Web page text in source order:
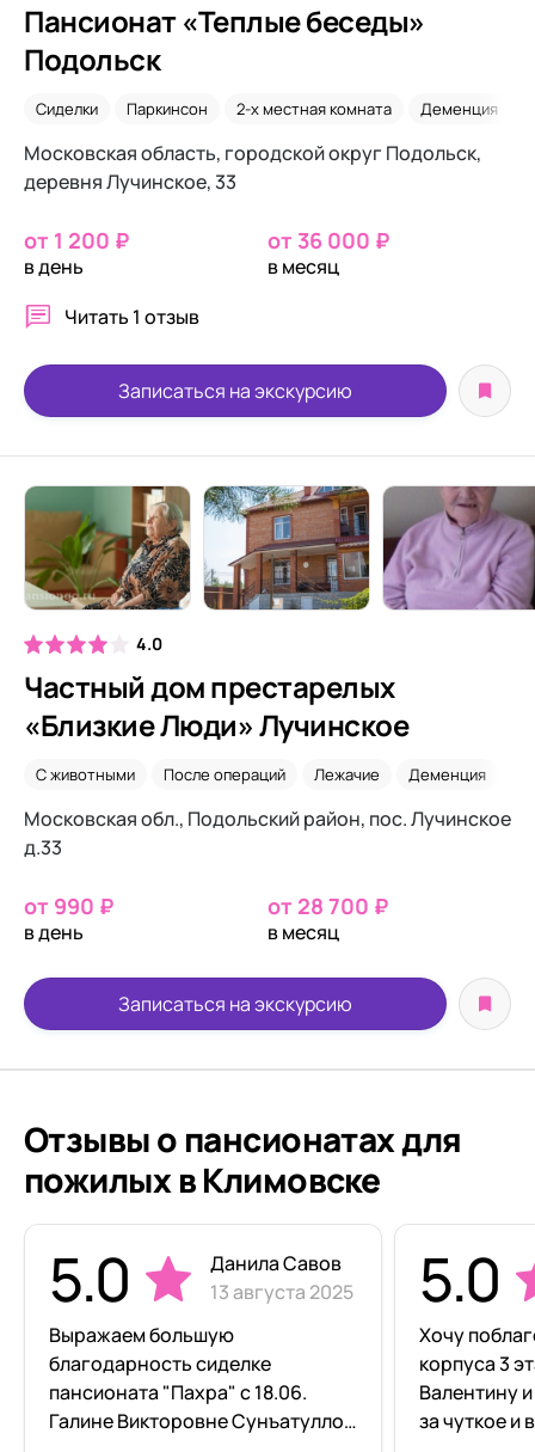
Пансионат «Теплые беседы»
Подольск
Сиделки Паркинсон 2-х местная комната Деменция
Московская область, городской округ Подольск,
деревня Лучинское, 33
от 1 200 ₽
в день
от 36 000 ₽
в месяц
Читать 1 отзыв
Записаться на экскурсию
4.0
Частный дом престарелых
«Близкие Люди» Лучинское
С животными После операций Лежачие Деменция
Московская обл., Подольский район, пос. Лучинское
д.33
от 990 ₽
в день
от 28 700 ₽
в месяц
Записаться на экскурсию
Отзывы о пансионатах для
пожилых в Климовске
5.0
Данила Савов
13 августа 2025
Выражаем большую
благодарность сиделке
пансионата "Пахра" с 18.06.
Галине Викторовне Сунъатуллои
5.0
Хочу
корпуса 3
Валентину
за чуткое и